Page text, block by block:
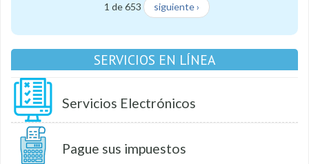
1 de 653 siguiente ›
SERVICIOS EN LÍNEA
Servicios Electrónicos
Pague sus impuestos